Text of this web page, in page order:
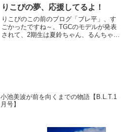
っていたよ。寒くなってきたからひさし
ぶりに焼きリ...
りこぴの夢、応援してるよ！
りこぴのこの前のブログ「ブレ平」、す
ごかったですね～。TGCのモデルが発表
されて、2期生は夏鈴ちゃん、るんちゃ
小池美波が前を向くまでの物語【B.L.T.1
月号】